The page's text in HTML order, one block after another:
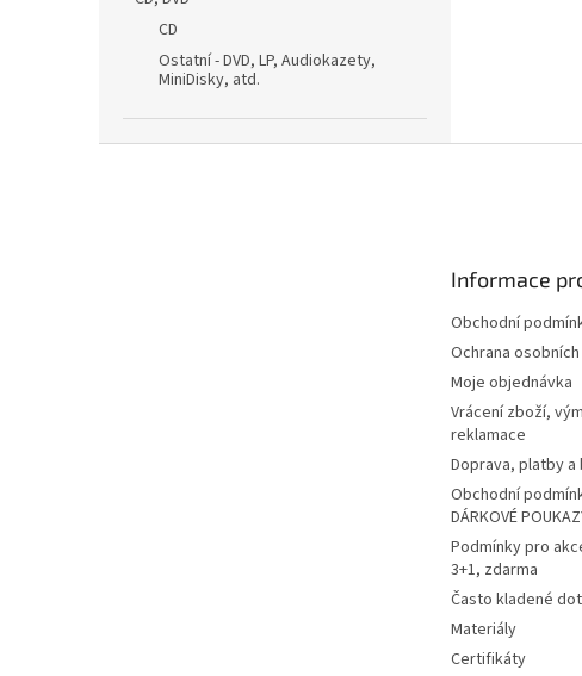
CD
Ostatní - DVD, LP, Audiokazety,
MiniDisky, atd.
Informace
Obchodní
Ochrana
Moje objednávka
Vrácení zboží,
reklamace
Doprava, platby a
Obchodní
DÁRKOVÉ
Podmínky pro
3+1, zdarma
Často kladené
Materiály
Certifikáty